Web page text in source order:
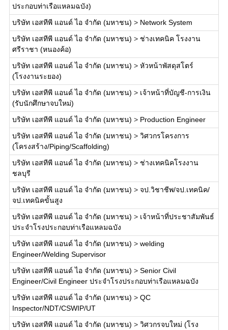
ประกอบท่าเรือแหลมฉบัง)
บริษัท เอสทีพี แอนด์ ไอ จำกัด (มหาชน) > Network System
บริษัท เอสทีพี แอนด์ ไอ จำกัด (มหาชน) > ช่างเทคนิค โรงงาน
ศรีราชา (หนองค้อ)
บริษัท เอสทีพี แอนด์ ไอ จำกัด (มหาชน) > หัวหน้าพัสดุสโตร์
(โรงงานระยอง)
บริษัท เอสทีพี แอนด์ ไอ จำกัด (มหาชน) > เจ้าหน้าที่บัญชี-การเงิน
(รับนักศึกษาจบใหม่)
บริษัท เอสทีพี แอนด์ ไอ จำกัด (มหาชน) > Production Engineer
บริษัท เอสทีพี แอนด์ ไอ จำกัด (มหาชน) > วิศวกรโครงการ
(โครงสร้าง/Piping/Scaffolding)
บริษัท เอสทีพี แอนด์ ไอ จำกัด (มหาชน) > ช่างเทคนิคโรงงาน
ชลบุรี
บริษัท เอสทีพี แอนด์ ไอ จำกัด (มหาชน) > จป.วิชาชีพ/จป.เทคนิค/
จป.เทคนิคขั้นสูง
บริษัท เอสทีพี แอนด์ ไอ จำกัด (มหาชน) > เจ้าหน้าที่ประชาสัมพันธ์
ประจำโรงประกอบท่าเรือแหลมฉบัง
บริษัท เอสทีพี แอนด์ ไอ จำกัด (มหาชน) > welding
Engineer/Welding Supervisor
บริษัท เอสทีพี แอนด์ ไอ จำกัด (มหาชน) > Senior Civil
Engineer/Civil Engineer ประจำโรงประกอบท่าเรือแหลมฉบัง
บริษัท เอสทีพี แอนด์ ไอ จำกัด (มหาชน) > QC
Inspector/NDT/CSWIP/UT
บริษัท เอสทีพี แอนด์ ไอ จำกัด (มหาชน) > วิศวกรจบใหม่ (โรง